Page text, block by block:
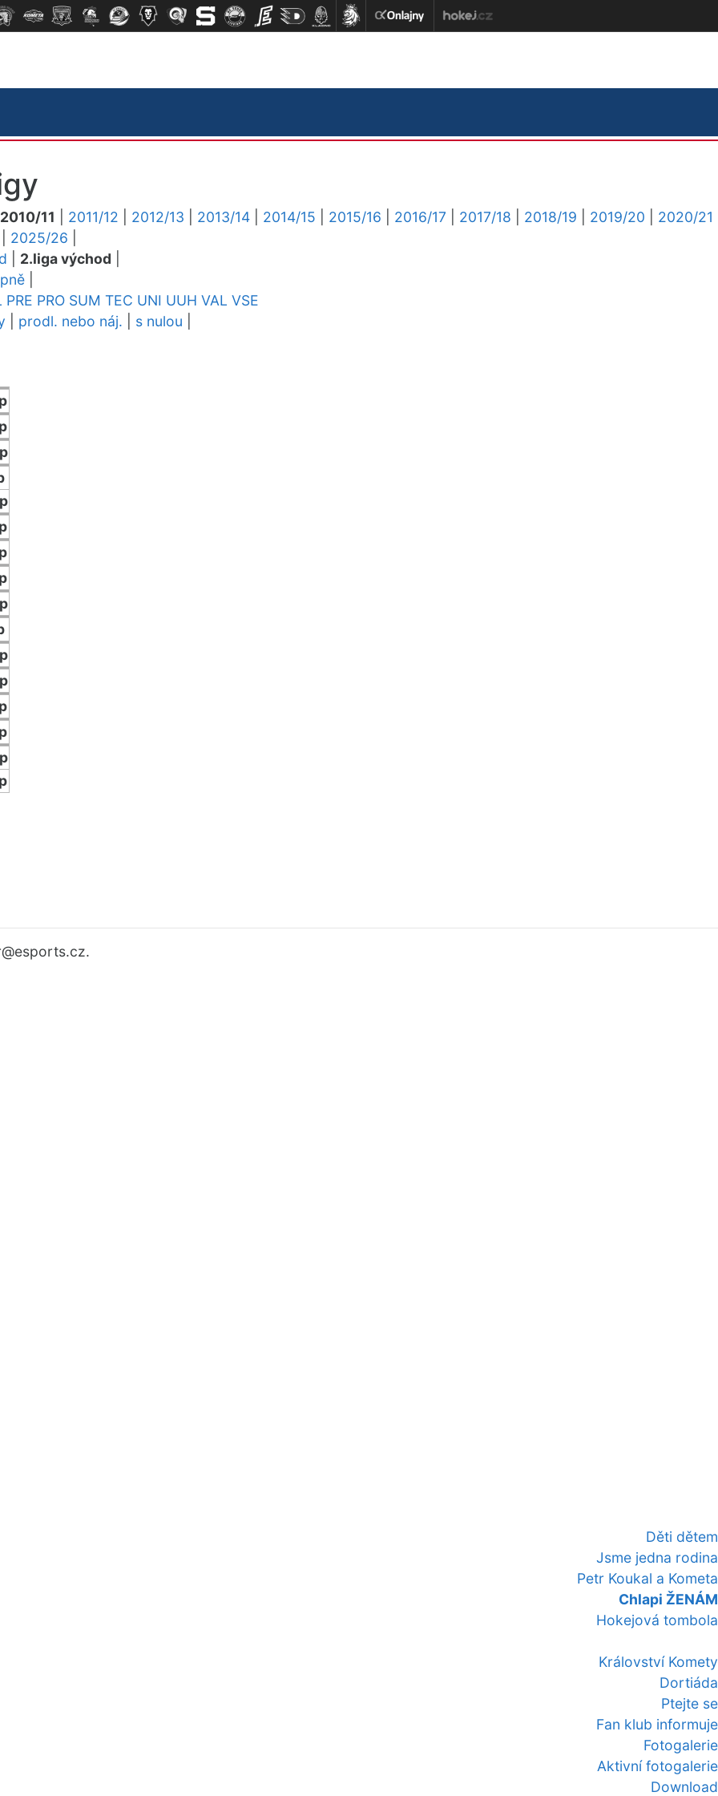
Děti dětem
Jsme jedna rodina
Petr Koukal a Kometa
Chlapi ŽENÁM
Hokejová tombola
Království Komety
Dortiáda
Ptejte se
Fan klub informuje
Fotogalerie
Aktivní fotogalerie
Download
2010/11 2011/12 2012/13 2013/14 2014/15 2015/16 2016/17 2017/18 2018/19 2019/20
2020/21
2025/26
2.liga východ
PRE PRO SUM TEC UNI UUH VAL VSE
prodl. nebo náj. s nulou
@esports.cz.